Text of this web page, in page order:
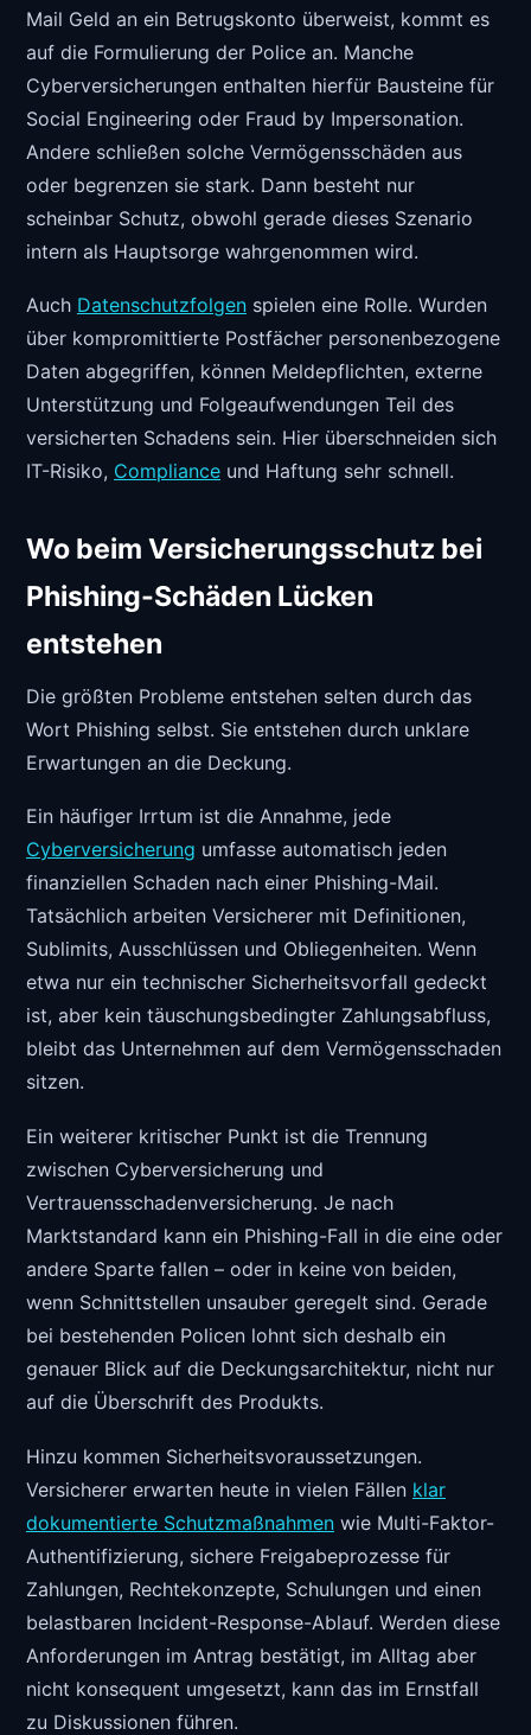
Mail Geld an ein Betrugskonto überweist, kommt es
auf die Formulierung der Police an. Manche
Cyberversicherungen enthalten hierfür Bausteine für
Social Engineering oder Fraud by Impersonation.
Andere schließen solche Vermögensschäden aus
oder begrenzen sie stark. Dann besteht nur
scheinbar Schutz, obwohl gerade dieses Szenario
intern als Hauptsorge wahrgenommen wird.
Auch Datenschutzfolgen spielen eine Rolle. Wurden
über kompromittierte Postfächer personenbezogene
Daten abgegriffen, können Meldepflichten, externe
Unterstützung und Folgeaufwendungen Teil des
versicherten Schadens sein. Hier überschneiden sich
IT-Risiko, Compliance und Haftung sehr schnell.
Wo beim Versicherungsschutz bei
Phishing-Schäden Lücken
entstehen
Die größten Probleme entstehen selten durch das
Wort Phishing selbst. Sie entstehen durch unklare
Erwartungen an die Deckung.
Ein häufiger Irrtum ist die Annahme, jede
Cyberversicherung umfasse automatisch jeden
finanziellen Schaden nach einer Phishing-Mail.
Tatsächlich arbeiten Versicherer mit Definitionen,
Sublimits, Ausschlüssen und Obliegenheiten. Wenn
etwa nur ein technischer Sicherheitsvorfall gedeckt
ist, aber kein täuschungsbedingter Zahlungsabfluss,
bleibt das Unternehmen auf dem Vermögensschaden
sitzen.
Ein weiterer kritischer Punkt ist die Trennung
zwischen Cyberversicherung und
Vertrauensschadenversicherung. Je nach
Marktstandard kann ein Phishing-Fall in die eine oder
andere Sparte fallen – oder in keine von beiden,
wenn Schnittstellen unsauber geregelt sind. Gerade
bei bestehenden Policen lohnt sich deshalb ein
genauer Blick auf die Deckungsarchitektur, nicht nur
auf die Überschrift des Produkts.
Hinzu kommen Sicherheitsvoraussetzungen.
Versicherer erwarten heute in vielen Fällen klar
dokumentierte Schutzmaßnahmen wie Multi-Faktor-
Authentifizierung, sichere Freigabeprozesse für
Zahlungen, Rechtekonzepte, Schulungen und einen
belastbaren Incident-Response-Ablauf. Werden diese
Anforderungen im Antrag bestätigt, im Alltag aber
nicht konsequent umgesetzt, kann das im Ernstfall
zu Diskussionen führen.